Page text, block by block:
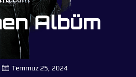
Albüm
Temmuz 25, 2024